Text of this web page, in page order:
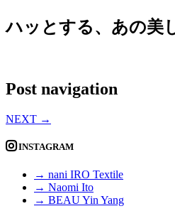
ハッとする、あの美
Post navigation
NEXT →
INSTAGRAM
→ nani IRO Textile
→ Naomi Ito
→ BEAU Yin Yang